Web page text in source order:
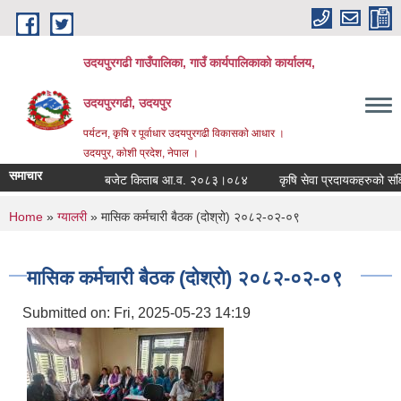
Skip to main content
उदयपुरगढी गाउँपालिका, गाउँ कार्यपालिकाको कार्यालय,
उदयपुरगढी, उदयपुर
पर्यटन, कृषि र पूर्वाधार उदयपुरगढी विकासकाे आधार ।
उदयपुर, काेशी प्रदेश, नेपाल ।
समाचार बजेट किताब आ.व. २०८३।०८४ कृषि सेवा प्रदायकहरुको
You are here
Home » ग्यालरी» मासिक कर्मचारी बैठक (दोश्रो) २०८२-०२-०९
मासिक कर्मचारी बैठक (दोश्रो) २०८२-०२-०९
Submitted on: Fri, 2025-05-23 14:19